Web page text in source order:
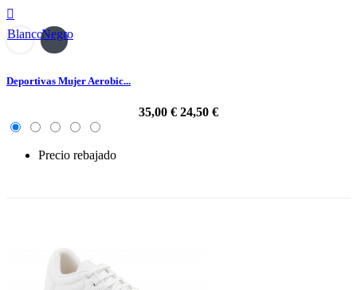

BlancoNegro
Deportivas Mujer Aerobic...
35,00 € 24,50 €
Precio rebajado